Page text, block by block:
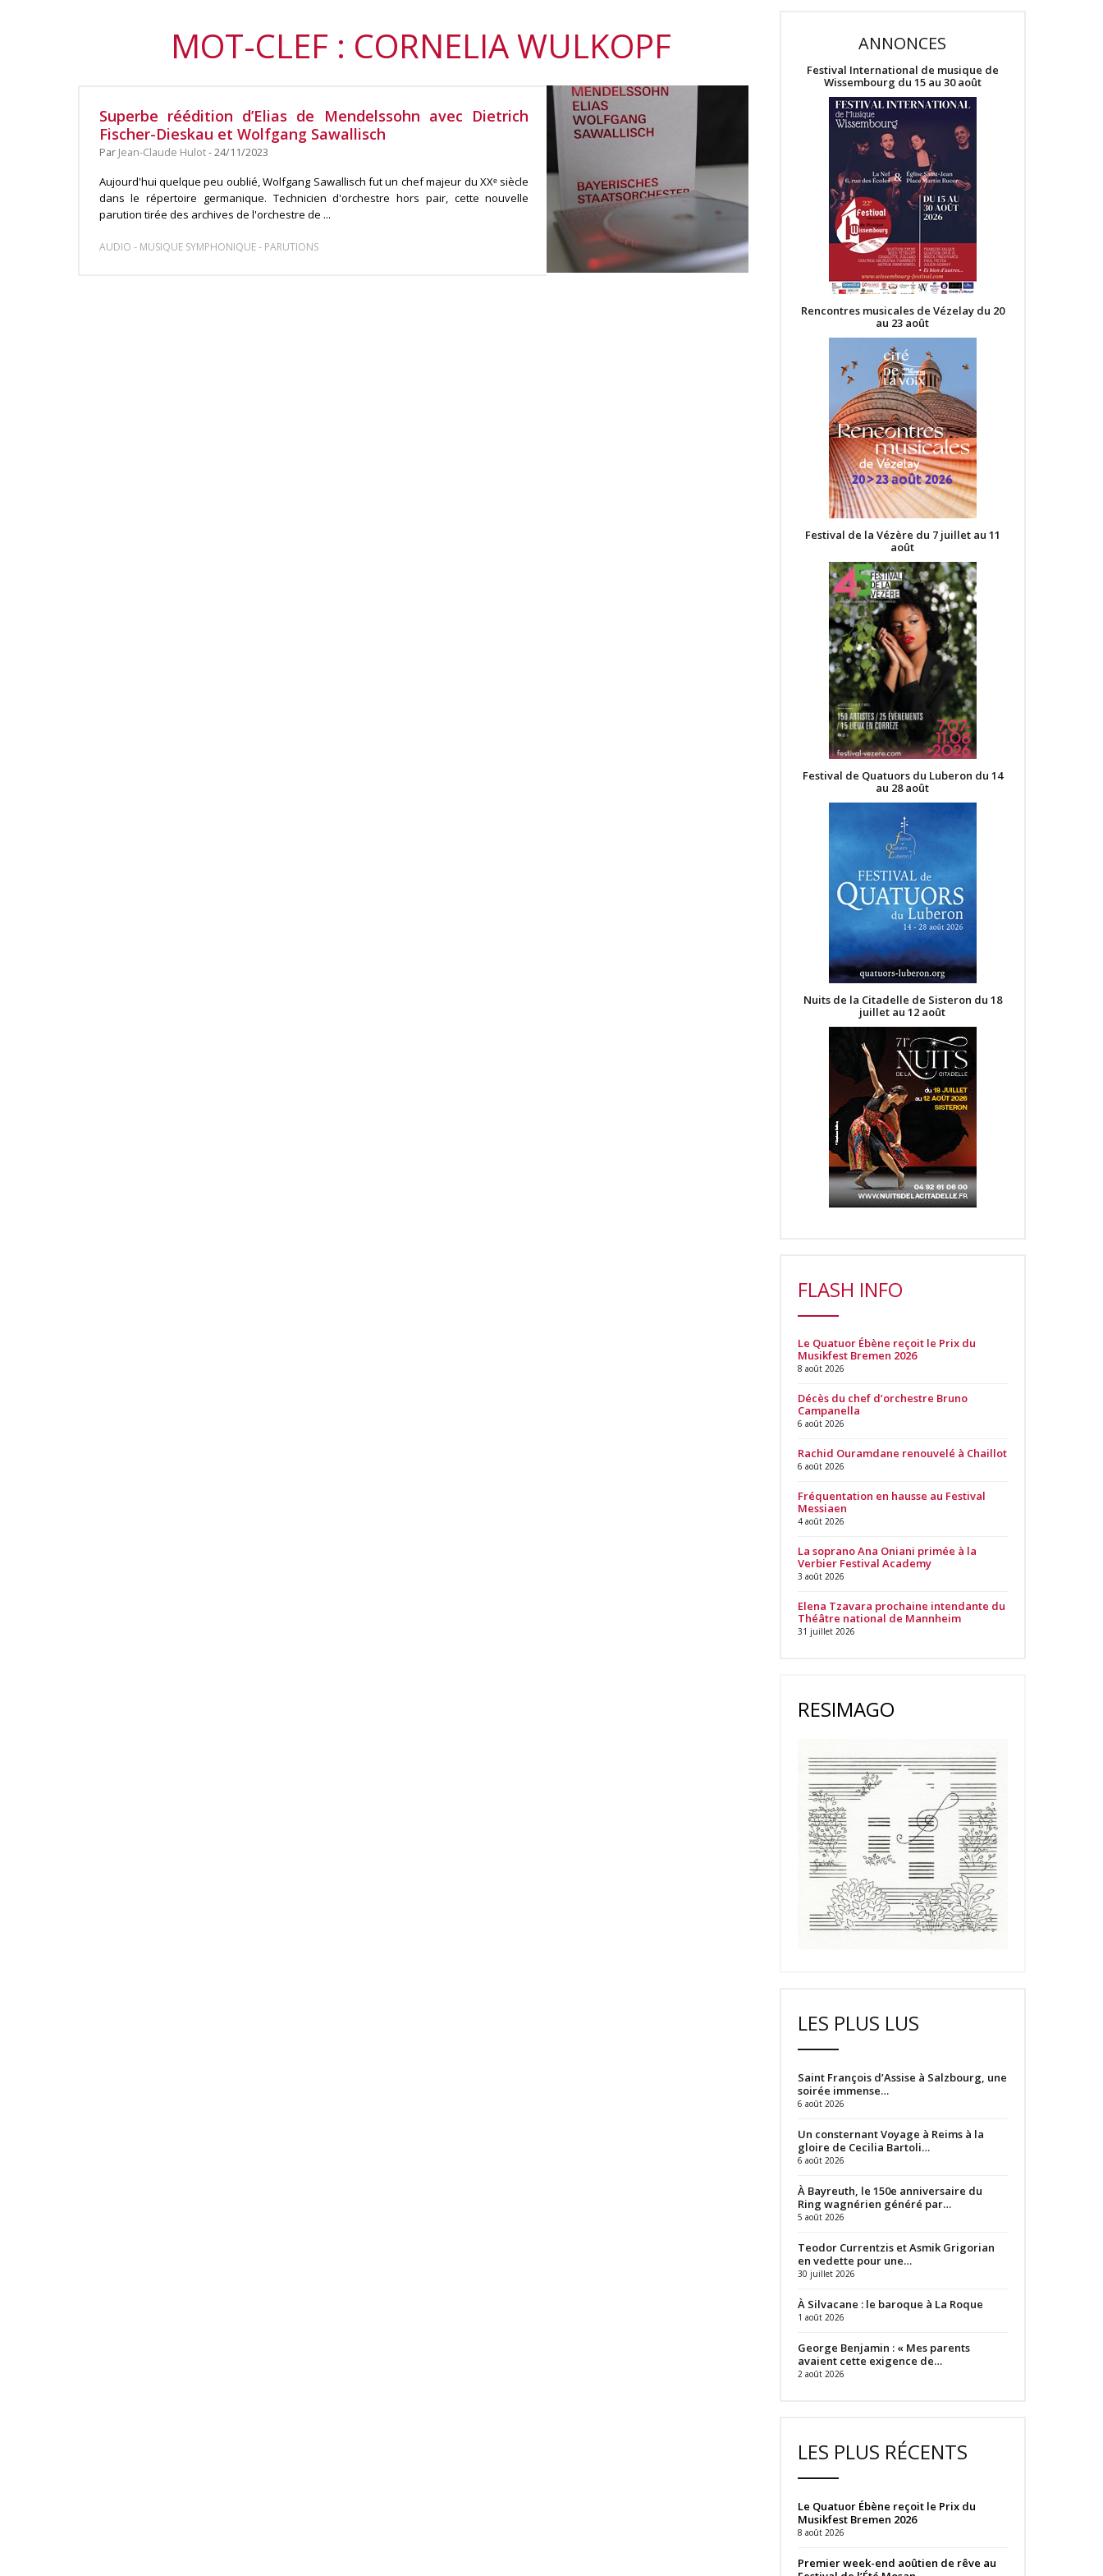
MOT-CLEF : CORNELIA WULKOPF
Superbe réédition d’Elias de Mendelssohn avec Dietrich
Fischer-Dieskau et Wolfgang Sawallisch
Par Jean-Claude Hulot- 24/11/2023
Aujourd'hui quelque peu oublié, Wolfgang Sawallisch fut un chef majeur du XXᵉ siècle
dans le répertoire germanique. Technicien d'orchestre hors pair, cette nouvelle
parution tirée des archives de l'orchestre de ...
AUDIO - MUSIQUE SYMPHONIQUE- PARUTIONS
ANNONCES
Festival International de musique de
Wissembourg du 15 au 30 août
Rencontres musicales de Vézelay du 20
au 23 août
Festival de la Vézère du 7 juillet au 11
août
Festival de Quatuors du Luberon du 14
au 28 août
Nuits de la Citadelle de Sisteron du 18
juillet au 12 août
FLASH INFO
Le Quatuor Ébène reçoit le Prix du
Musikfest Bremen 2026
8 août 2026
Décès du chef d’orchestre Bruno
Campanella
6 août 2026
Rachid Ouramdane renouvelé à Chaillot
6 août 2026
Fréquentation en hausse au Festival
Messiaen
4 août 2026
La soprano Ana Oniani primée à la
Verbier Festival Academy
3 août 2026
Elena Tzavara prochaine intendante du
Théâtre national de Mannheim
31 juillet 2026
RESIMAGO
LES PLUS LUS
Saint François d’Assise à Salzbourg, une
soirée immense…
6 août 2026
Un consternant Voyage à Reims à la
gloire de Cecilia Bartoli…
6 août 2026
À Bayreuth, le 150e anniversaire du
Ring wagnérien généré par…
5 août 2026
Teodor Currentzis et Asmik Grigorian
en vedette pour une…
30 juillet 2026
À Silvacane : le baroque à La Roque
1 août 2026
George Benjamin : « Mes parents
avaient cette exigence de…
2 août 2026
LES PLUS RÉCENTS
Le Quatuor Ébène reçoit le Prix du
Musikfest Bremen 2026
8 août 2026
Premier week-end aoûtien de rêve au